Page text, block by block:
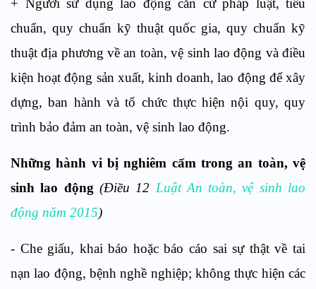
chuẩn, quy chuẩn kỹ thuật quốc gia, quy chuẩn kỹ
thuật địa phương về an toàn, vệ sinh lao động và điều
kiện hoạt động sản xuất, kinh doanh, lao động để xây
dựng, ban hành và tổ chức thực hiện nội quy, quy
trình bảo đảm an toàn, vệ sinh lao động.
Những hành vi bị nghiêm cấm trong an toàn, vệ
sinh lao động (Điều 12 Luật An toàn, vệ sinh lao
động năm 2015)
- Che giấu, khai báo hoặc báo cáo sai sự thật về tai
nạn lao động, bệnh nghề nghiệp; không thực hiện các